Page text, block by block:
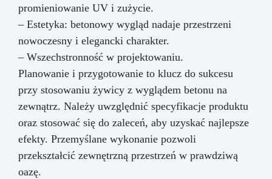
promieniowanie UV i zużycie.
– Estetyka: betonowy wygląd nadaje przestrzeni
nowoczesny i elegancki charakter.
– Wszechstronność w projektowaniu.
Planowanie i przygotowanie to klucz do sukcesu
przy stosowaniu żywicy z wyglądem betonu na
zewnątrz. Należy uwzględnić specyfikacje produktu
oraz stosować się do zaleceń, aby uzyskać najlepsze
efekty. Przemyślane wykonanie pozwoli
przekształcić zewnętrzną przestrzeń w prawdziwą
oazę.